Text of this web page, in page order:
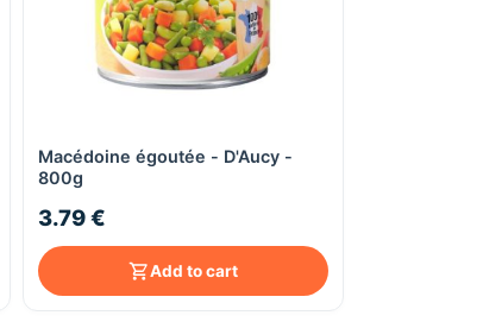
Quick View
Macédoine égoutée - D'Aucy -
800g
3.79 €
Add to cart